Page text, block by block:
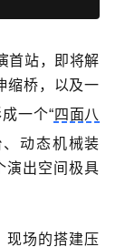
首站，即将解
桥，以及一
一个“四面八
动态机械装
演出空间极具
现场的搭建压